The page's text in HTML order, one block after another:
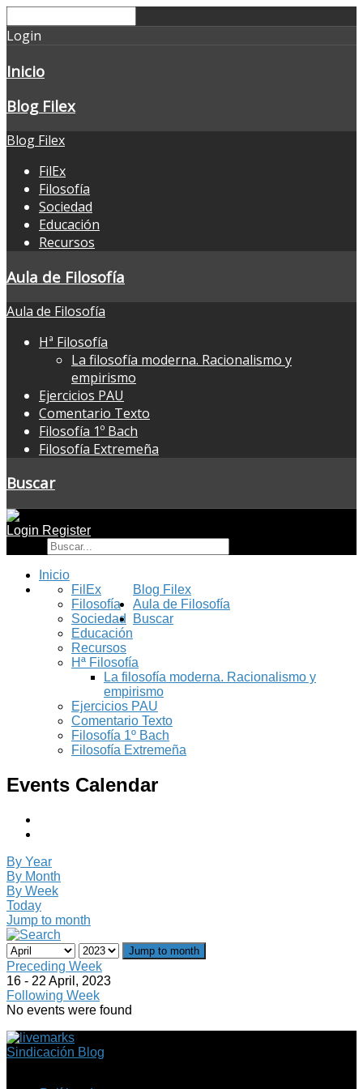
Login
Inicio
Blog Filex
Blog Filex
FilEx
Filosofía
Sociedad
Educación
Recursos
Aula de Filosofía
Aula de Filosofía
Hª Filosofía
La filosofía moderna. Racionalismo y
empirismo
Ejercicios PAU
Comentario Texto
Filosofía 1º Bach
Filosofía Extremeña
Buscar
Login Register
Inicio
Blog Filex
FilEx
Filosofía
Sociedad
Educación
Recursos
Aula de Filosofía
Hª Filosofía
La filosofía moderna. Racionalismo y
empirismo
Ejercicios PAU
Comentario Texto
Filosofía 1º Bach
Filosofía Extremeña
Buscar
Events Calendar
By Year
By Month
By Week
Today
Jump to month
Jump to month
Preceding Week
16 - 22 April, 2023
Following Week
No events were found
Sindicación Blog